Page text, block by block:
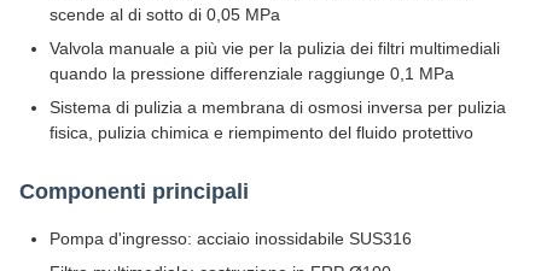
scende al di sotto di 0,05 MPa
Valvola manuale a più vie per la pulizia dei filtri multimediali
quando la pressione differenziale raggiunge 0,1 MPa
Sistema di pulizia a membrana di osmosi inversa per pulizia
fisica, pulizia chimica e riempimento del fluido protettivo
Componenti principali
Pompa d'ingresso: acciaio inossidabile SUS316